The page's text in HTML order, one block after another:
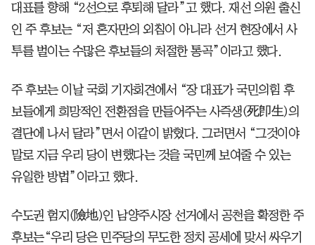
대표를 향해 “2선으로 후퇴해 달라”고 했다. 재선 의원 출신
인 주 후보는 “저 혼자만의 외침이 아니라 선거 현장에서 사
투를 벌이는 수많은 후보들의 처절한 통곡”이라고 했다.
주 후보는 이날 국회 기자회견에서 “장 대표가 국민의힘 후
보들에게 희망적인 전환점을 만들어주는 사즉생(死卽生)의
결단에 나서 달라”면서 이같이 밝혔다. 그러면서 “그것이야
말로 지금 우리 당이 변했다는 것을 국민께 보여줄 수 있는
유일한 방법”이라고 했다.
수도권 험지(險地)인 남양주시장 선거에서 공천을 확정한 주
후보는“우리 당은 민주당의 무도한 정치 공세에 맞서 싸우기